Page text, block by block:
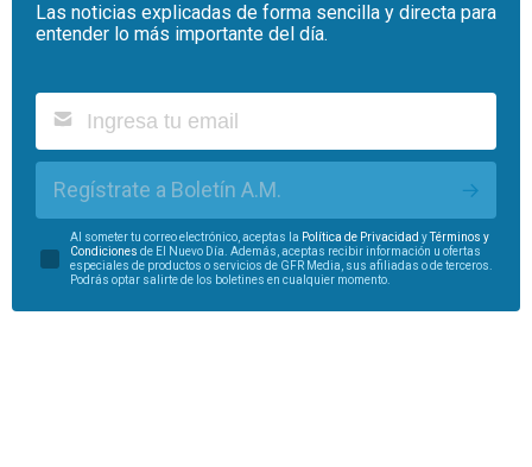
Las noticias explicadas de forma sencilla y directa para
entender lo más importante del día.
Regístrate a Boletín A.M.
Al someter tu correo electrónico, aceptas la Política de Privacidad yTérminos y
Condiciones de El Nuevo Día. Además, aceptas recibir información u ofertas
especiales de productos o servicios de GFR Media, sus afiliadas o de terceros.
Podrás optar salirte de los boletines en cualquier momento.